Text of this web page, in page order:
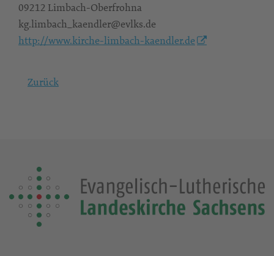
09212 Limbach-Oberfrohna
kg.limbach_kaendler@evlks.de
http://www.kirche-limbach-kaendler.de
Zurück